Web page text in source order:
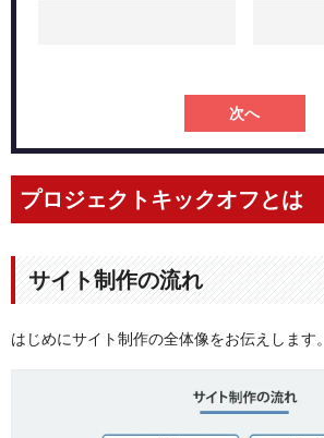
次へ
プロジェクトキックオフとは
サイト制作の流れ
はじめにサイト制作の全体像をお伝えします。